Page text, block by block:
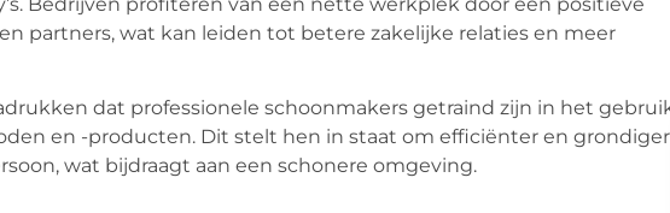
partners, wat kan leiden tot betere zakelijke relaties en meer
dat professionele schoonmakers getraind zijn in het
en -producten. Dit stelt hen in staat om efficiënter en grondiger
wat bijdraagt aan een schonere omgeving.